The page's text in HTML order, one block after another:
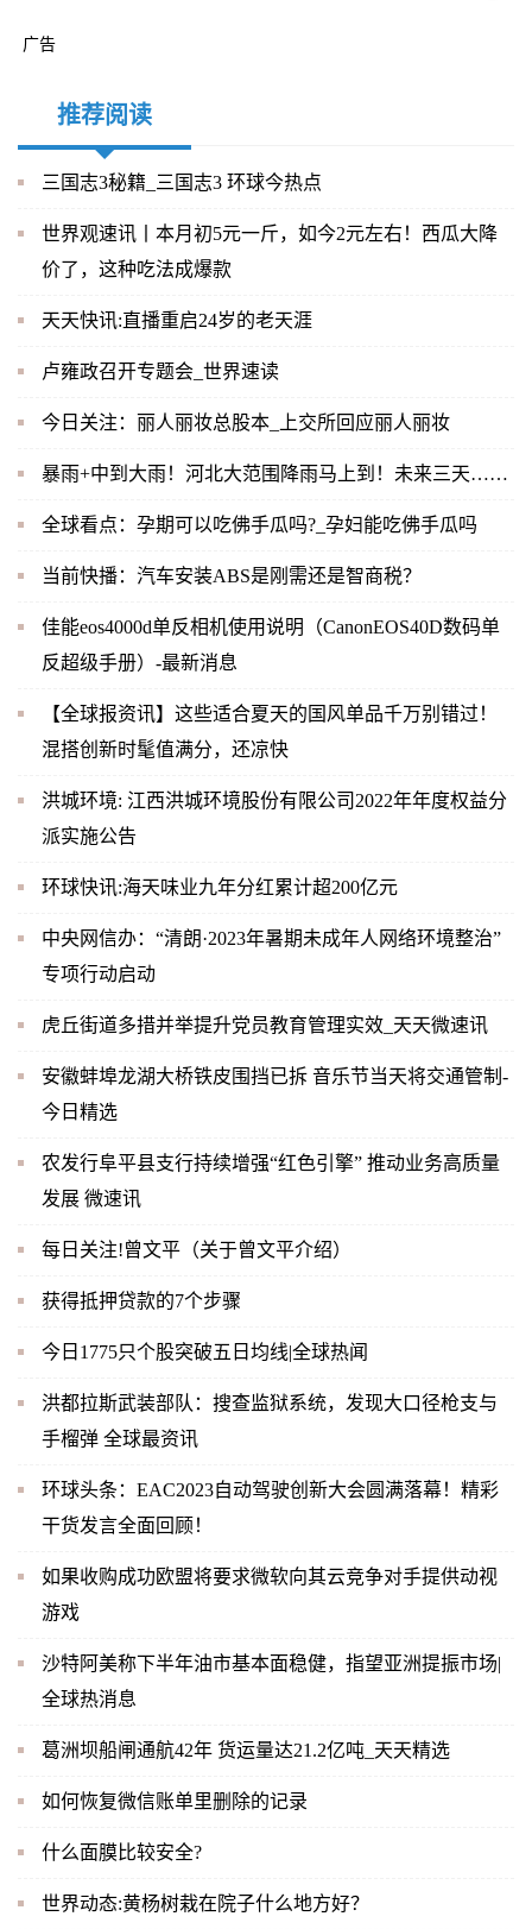
广告
推荐阅读
三国志3秘籍_三国志3 环球今热点
世界观速讯丨本月初5元一斤，如今2元左右！西瓜大降
价了，这种吃法成爆款
天天快讯:直播重启24岁的老天涯
卢雍政召开专题会_世界速读
今日关注：丽人丽妆总股本_上交所回应丽人丽妆
暴雨+中到大雨！河北大范围降雨马上到！未来三天……
全球看点：孕期可以吃佛手瓜吗?_孕妇能吃佛手瓜吗
当前快播：汽车安装ABS是刚需还是智商税？
佳能eos4000d单反相机使用说明（CanonEOS40D数码单
反超级手册）-最新消息
【全球报资讯】这些适合夏天的国风单品千万别错过！
混搭创新时髦值满分，还凉快
洪城环境: 江西洪城环境股份有限公司2022年年度权益分
派实施公告
环球快讯:海天味业九年分红累计超200亿元
中央网信办：“清朗·2023年暑期未成年人网络环境整治”
专项行动启动
虎丘街道多措并举提升党员教育管理实效_天天微速讯
安徽蚌埠龙湖大桥铁皮围挡已拆 音乐节当天将交通管制-
今日精选
农发行阜平县支行持续增强“红色引擎” 推动业务高质量
发展 微速讯
每日关注!曾文平（关于曾文平介绍）
获得抵押贷款的7个步骤
今日1775只个股突破五日均线|全球热闻
洪都拉斯武装部队：搜查监狱系统，发现大口径枪支与
手榴弹 全球最资讯
环球头条：EAC2023自动驾驶创新大会圆满落幕！精彩
干货发言全面回顾！
如果收购成功欧盟将要求微软向其云竞争对手提供动视
游戏
沙特阿美称下半年油市基本面稳健，指望亚洲提振市场|
全球热消息
葛洲坝船闸通航42年 货运量达21.2亿吨_天天精选
如何恢复微信账单里删除的记录
什么面膜比较安全?
世界动态:黄杨树栽在院子什么地方好？